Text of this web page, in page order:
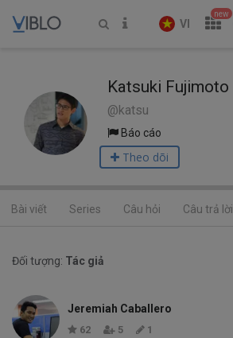
VI
new
Katsuki Fujimoto
@katsu
Báo cáo
Theo dõi
Bài viết Series Câu hỏi Câu trả lời
Đối tượng: Tác giả
Jeremiah Caballero
62 5 1